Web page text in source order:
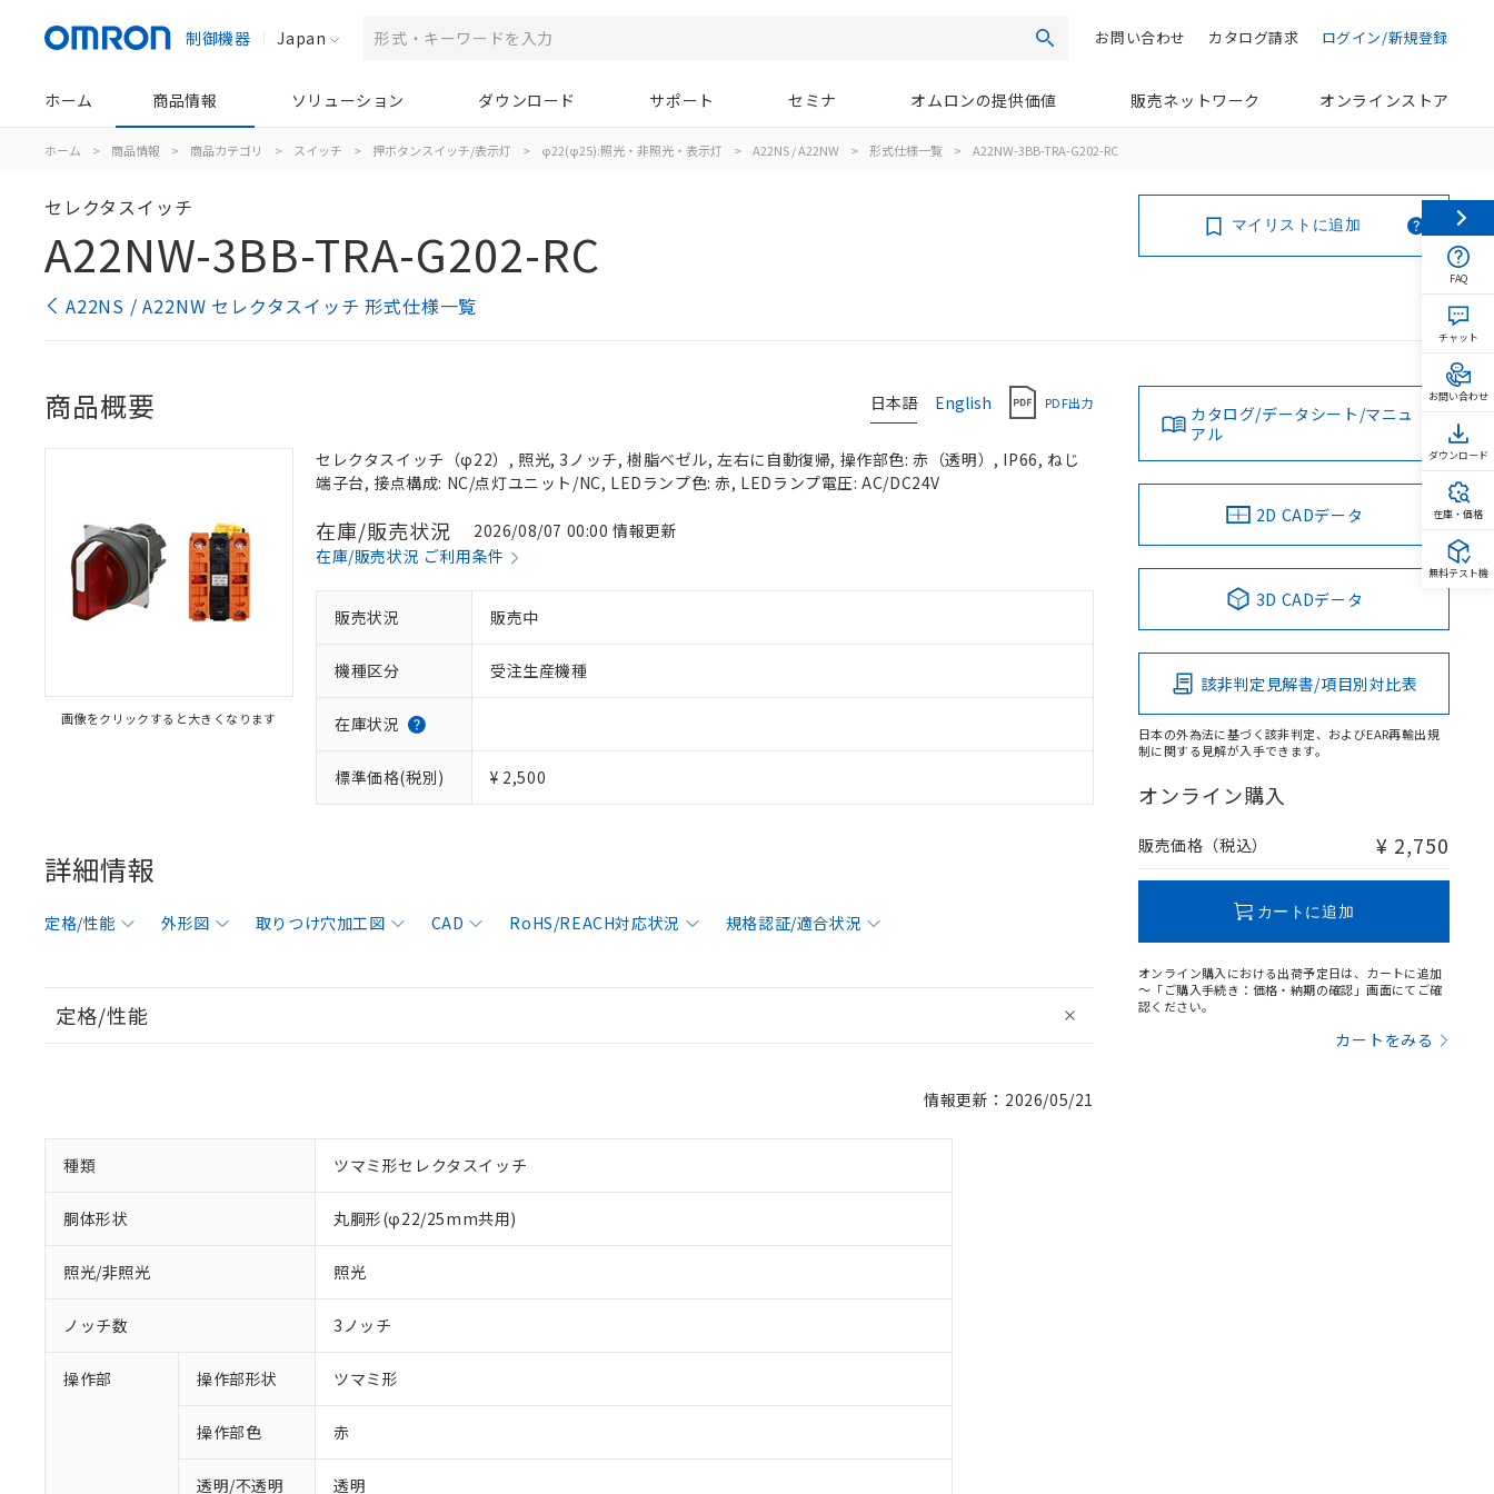
制御機器 Japan 検索 ログイン/新規登録
カタログ請求
お問い合わせ
ホーム 商品情報 ソリューション ダウンロード サポート セミナ オムロンの提供価値 販売ネットワーク オンラインストア
ホーム > 商品情報 > 商品カテゴリ > スイッチ > 押ボタンスイッチ/表示灯 > φ22(φ25):照光・非照光・表示灯 > A22NS / A22NW > 形式仕様一覧 > A22NW-3BB-TRA-G202-RC
セレクタスイッチ
A22NW-3BB-TRA-G202-RC
A22NS / A22NW セレクタスイッチ 形式仕様一覧
マイリストに追加
日本語 English PDF出力
商品概要
画像をクリックすると大きくなります
セレクタスイッチ（φ22）, 照光, 3ノッチ, 樹脂ベゼル, 左右に自動復帰, 操作部色: 赤（透明）, IP66, ねじ
端子台, 接点構成: NC/点灯ユニット/NC, LEDランプ色: 赤, LEDランプ電圧: AC/DC24V
在庫/販売状況
2026/08/07 00:00 情報更新
在庫/販売状況 ご利用条件
販売状況 販売中
機種区分 受注生産機種
在庫状況
標準価格(税別) ¥ 2,500
詳細情報
定格/性能 外形図 取りつけ穴加工図 CAD RoHS/REACH対応状況 規格認証/適合状況
定格/性能
情報更新：2026/05/21
種類 ツマミ形セレクタスイッチ
胴体形状 丸胴形(φ22/25mm共用)
照光/非照光 照光
ノッチ数 3ノッチ
操作部 操作部形状 ツマミ形
操作部色 赤
透明/不透明 透明
カタログ/データシート/マニュ
アル
2D CADデータ
3D CADデータ
該非判定見解書/項目別対比表
日本の外為法に基づく該非判定、およびEAR再輸出規
制に関する見解が入手できます。
オンライン購入
販売価格（税込） ¥ 2,750
カートに追加
オンライン購入における出荷予定日は、カートに追加
～「ご購入手続き：価格・納期の確認」画面にてご確
認ください。
カートをみる
FAQ
チャット
お問い合わせ
ダウンロード
在庫・価格
無料テスト機